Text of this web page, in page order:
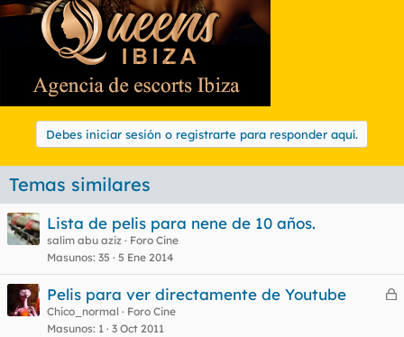
Debes iniciar sesión o registrarte para responder aquí.
Temas similares
Lista de pelis para nene de 10 años.
salim abu aziz
Foro Cine
Masunos 35 5 Ene 2014
C
Pelis para ver directamente de Youtube
Chico_normal
Foro Cine
Masunos 1 3 Oct 2011